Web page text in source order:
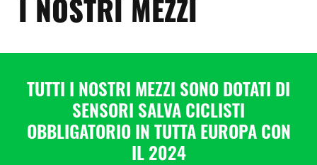
I NOSTRI MEZZI
TUTTI I NOSTRI MEZZI SONO DOTATI DI
SENSORI SALVA CICLISTI
OBBLIGATORIO IN TUTTA EUROPA CON
IL 2024